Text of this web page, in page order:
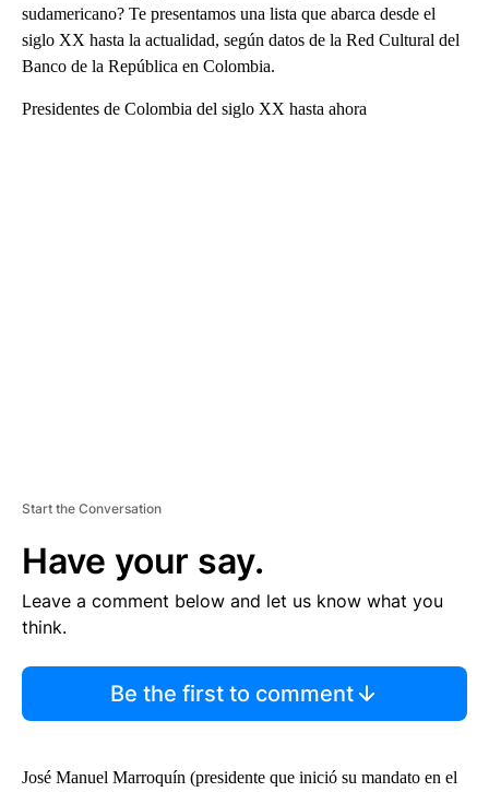
sudamericano? Te presentamos una lista que abarca desde el
siglo XX hasta la actualidad, según datos de la Red Cultural del
Banco de la República en Colombia.
Presidentes de Colombia del siglo XX hasta ahora
Start the Conversation
Have your say.
Leave a comment below and let us know what you
think.
Be the first to comment
José Manuel Marroquín (presidente que inició su mandato en el